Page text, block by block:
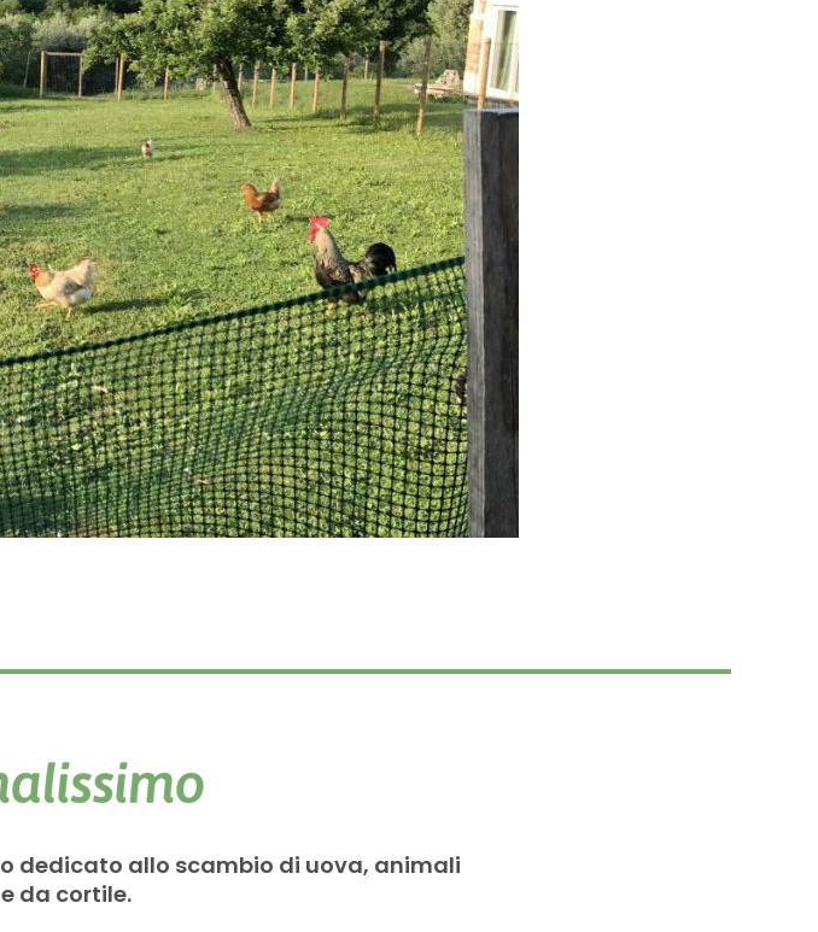
dedicato allo scambio di uova, animali
da cortile.